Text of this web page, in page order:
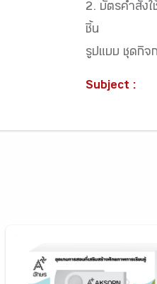
2. บัตรคำสั่งใ
ชิ้น
รูปแบบ ชุดกิจ
Subject :